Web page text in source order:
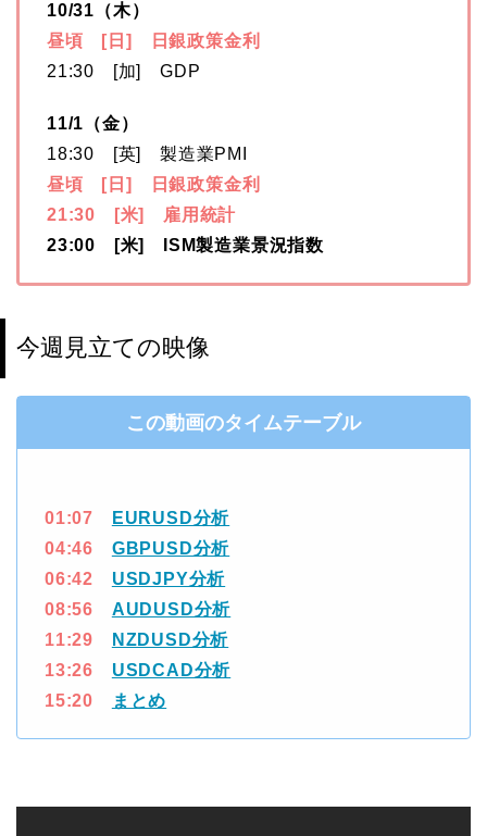
10/31（木）
昼頃 [日] 日銀政策金利
21:30 [加] GDP
11/1（金）
18:30 [英] 製造業PMI
昼頃 [日] 日銀政策金利
21:30 [米] 雇用統計
23:00 [米] ISM製造業景況指数
今週見立ての映像
この動画のタイムテーブル
01:07
EURUSD分析
04:46 GBPUSD分析
06:42 USDJPY分析
08:56 AUDUSD分析
11:29
NZDUSD分析
13:26 USDCAD分析
15:20
まとめ